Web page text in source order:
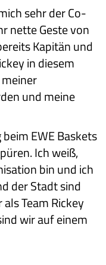
sehr der Co-
nette Geste von
Kapitän und
in diesem
und meine
EWE Baskets
Ich weiß,
bin und ich
der Stadt sind
Team Rickey
wir auf einem